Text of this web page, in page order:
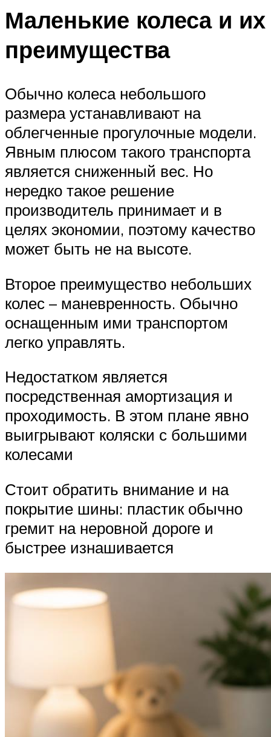
Маленькие колеса и их
преимущества
Обычно колеса небольшого
размера устанавливают на
облегченные прогулочные модели.
Явным плюсом такого транспорта
является сниженный вес. Но
нередко такое решение
производитель принимает и в
целях экономии, поэтому качество
может быть не на высоте.
Второе преимущество небольших
колес – маневренность. Обычно
оснащенным ими транспортом
легко управлять.
Недостатком является
посредственная амортизация и
проходимость. В этом плане явно
выигрывают коляски с большими
колесами
Стоит обратить внимание и на
покрытие шины: пластик обычно
гремит на неровной дороге и
быстрее изнашивается